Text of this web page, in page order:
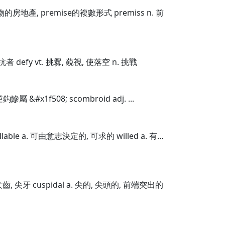
房地產, premise的複數形式 premiss n. 前
defy vt. 挑釁, 藐視, 使落空 n. 挑戰
鰺屬 &#x1f508; scombroid adj. ...
a. 可由意志決定的, 可求的 willed a. 有…
, 尖牙 cuspidal a. 尖的, 尖頭的, 前端突出的